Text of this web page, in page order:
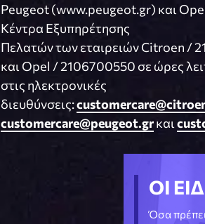
Peugeot (www.peugeot.gr) και
Κέντρα Εξυπηρέτησης
Πελατών των εταιρειών Citroen /
και Opel / 2106700550 σε ώρες
στις ηλεκτρονικές
διευθύνσεις:
customercare@peugeot.grκαι
ΟΙ
Όσα